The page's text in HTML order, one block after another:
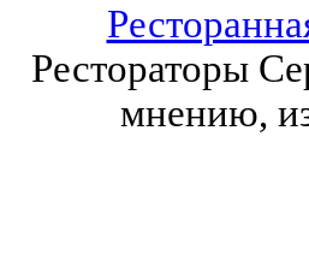
Рестораторы
мнению,